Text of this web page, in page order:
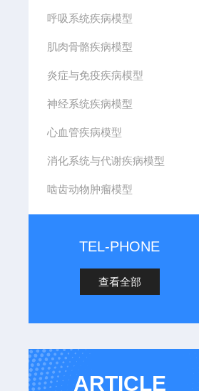
呼吸系统疾病模型
肌肉骨骼疾病模型
炎症与免疫疾病模型
神经系统疾病模型
心血管疾病模型
消化系统与代谢疾病模型
啮齿动物肿瘤模型
TEL-PHONE
查看全部
ARTICLE